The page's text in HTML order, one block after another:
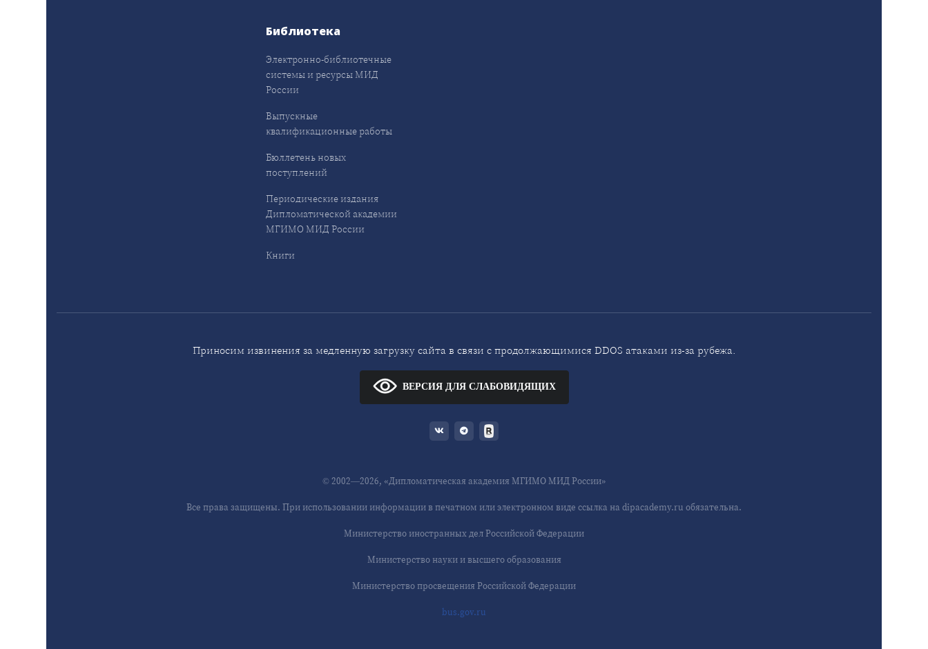
Библиотека
Электронно-библиотечные
системы и ресурсы МИД
России
Выпускные
квалификационные работы
Бюллетень новых
поступлений
Периодические издания
Дипломатической академии
МГИМО МИД России
Книги
Приносим извинения за медленную загрузку сайта в связи с продолжающимися DDOS атаками из-за рубежа.
ВЕРСИЯ ДЛЯ СЛАБОВИДЯЩИХ
© 2002—2026, «Дипломатическая академия МГИМО МИД России»
Все права защищены. При использовании информации в печатном или электронном виде ссылка на dipacademy.ru обязательна.
Министерство иностранных дел Российской Федерации
Министерство науки и высшего образования
Министерство просвещения Российской Федерации
bus.gov.ru